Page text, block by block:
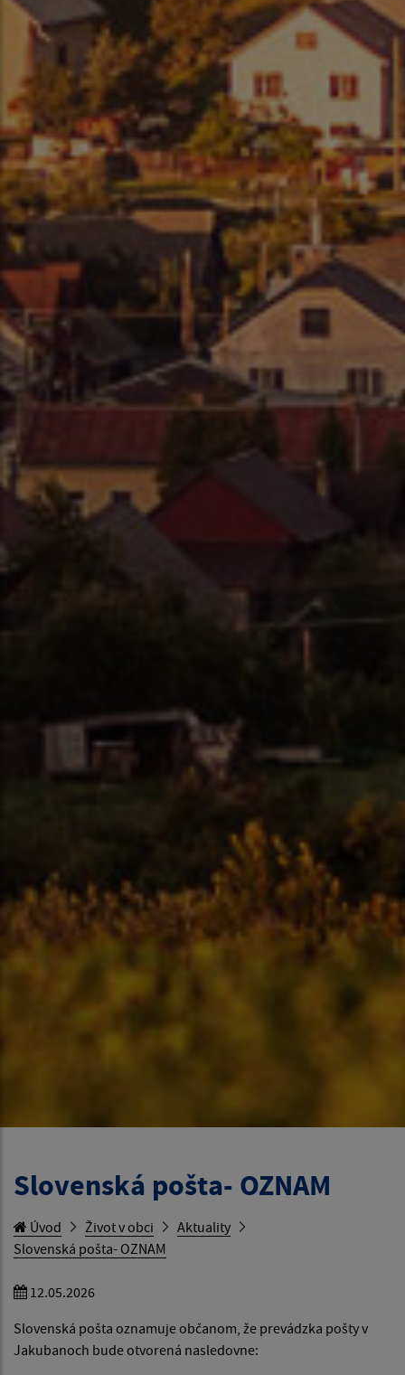
Slovenská pošta- OZNAM
Úvod Život v obci
Aktuality
Slovenská pošta- OZNAM
12.05.2026
Slovenská pošta oznamuje občanom, že prevádzka pošty v
Jakubanoch bude otvorená nasledovne: